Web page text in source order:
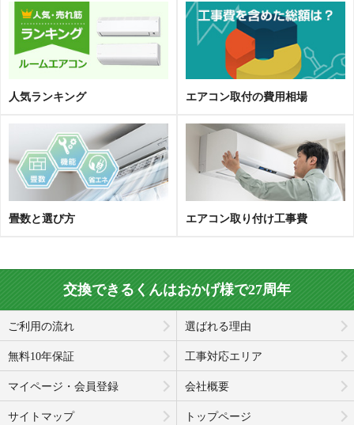
人気ランキング エアコン取付の費用相場
畳数と選び方 エアコン取り付け工事費
交換できるくんはおかげ様で27周年
ご利用の流れ 選ばれる理由
無料10年保証 工事対応エリア
マイページ・会員登録 会社概要
サイトマップ トップページ